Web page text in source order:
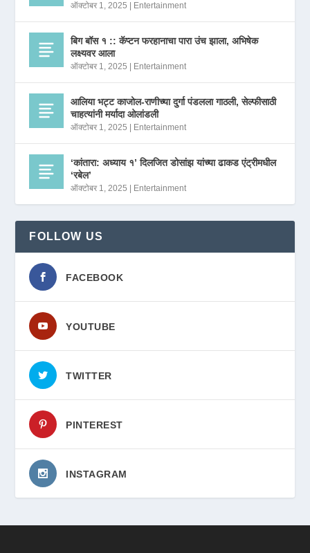
ऑक्टोबर 1, 2025 Entertainment
बिग बॉस १ :: कॅप्टन फरहानाचा पारा उंच झाला, अभिषेक
लक्ष्यवर आला
ऑक्टोबर 1, 2025 Entertainment
आलिया भट्ट काजोल-राणीच्या दुर्गा पंडलला गाठली, सेल्फीसाठी
चाहत्यांनी मर्यादा ओलांडली
ऑक्टोबर 1, 2025 Entertainment
‘कांतारा: अध्याय १’ दिलजित डोसांझ यांच्या ढाकड एंट्रीमधील
‘रबेल’
ऑक्टोबर 1, 2025 Entertainment
FOLLOW US
FACEBOOK
YOUTUBE
TWITTER
PINTEREST
INSTAGRAM